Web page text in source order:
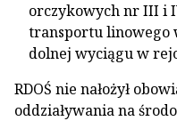
orczykowych nr III i
transportu linowego
dolnej wyciągu w
RDOŚ nie nałożył
oddziaływania na